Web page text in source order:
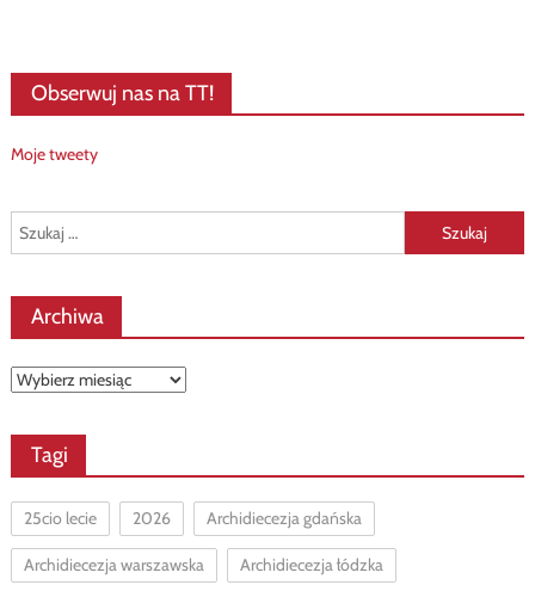
Obserwuj nas na TT!
Moje tweety
Szukaj:
Archiwa
Archiwa
Tagi
25cio lecie 2026 Archidiecezja gdańska
Archidiecezja warszawska Archidiecezja łódzka